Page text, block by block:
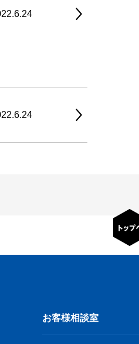
お客様相談室